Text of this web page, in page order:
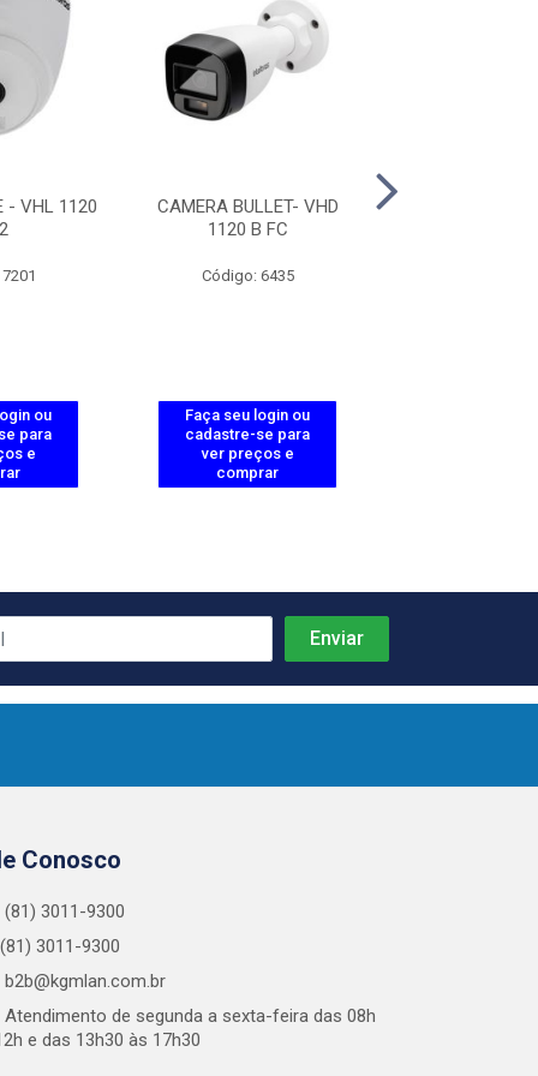
- VHL 1120
ou
para
e
CAMERA BULLET- VHD
1120 B FC
Código: 6435
Faça seu login ou
cadastre-se para
ver preços e
comprar
Conosco
(81) 3011-9300
(81) 3011-9300
b2b@kgmlan.com.br
Atendimento de segunda a sexta-feira das 08h
e das 13h30 às 17h30